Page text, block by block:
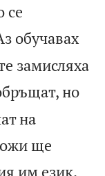
се
обучавах
замисляха
но
на
ще
им език.